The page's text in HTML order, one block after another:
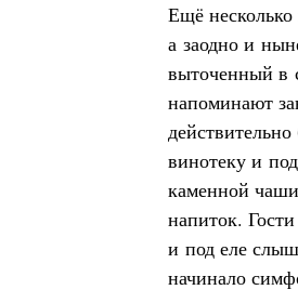
Ещё
а заодно и
выточенный в
напоминают
винотеку и
каменной
напиток.
и под еле
начинало